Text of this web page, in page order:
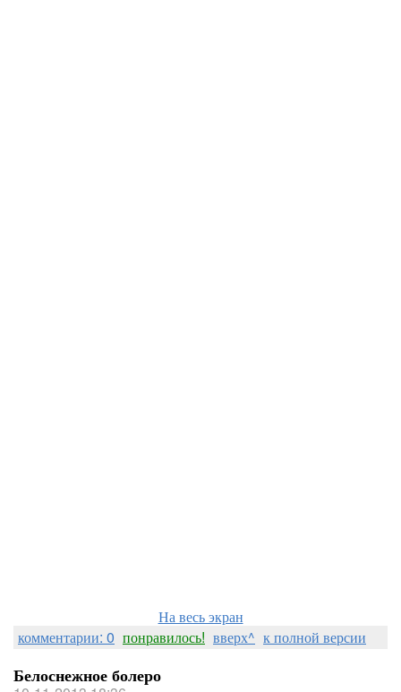
На весь экран
комментарии: 0 понравилось! вверх^ к полной версии
Белоснежное болеро